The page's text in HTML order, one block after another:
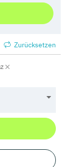
Zurücksetzen